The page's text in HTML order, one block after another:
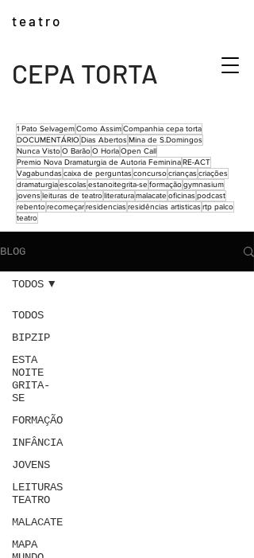
CEPA TORTA
t e a t r o
1 Pato SelvagemComo AssimCompanhia cepa torta
DOCUMENTÁRIO Dias AbertosMina de S.Domingos
Nunca VistoO BarãoO HorlaOpen Call
Premio Nova Dramaturgia de Autoria FemininaRE-ACT
Vagabundascaixa de perguntasconcursocriançascriações
dramaturgiaescolasestanoitegrita-seformaçãogymnasium
jovensleituras de teatroliteraturamalacateoficinaspodcast
rebentorecomeçarresidenciasresidências artisticasrtp palco
teatro
BLOG
TODOS
BIPZIP
ESTA
NOITE
GRITA-
SE
FORMAÇÃO
INFÂNCIA
JOVENS
LEITURAS
TEATRO
MALACATE
MAPA
TODOS